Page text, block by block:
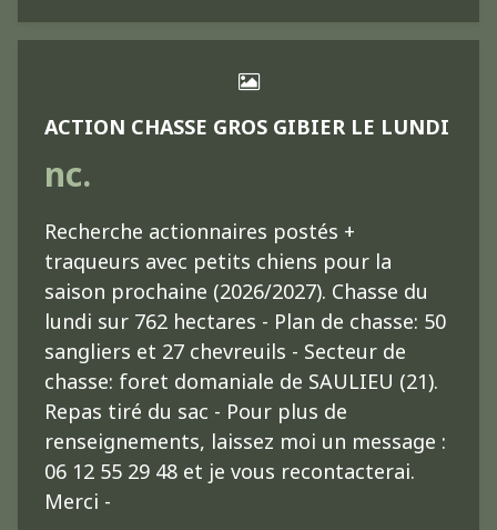
ACTION CHASSE GROS GIBIER LE LUNDI
nc.
Recherche actionnaires postés +
traqueurs avec petits chiens pour la
saison prochaine (2026/2027). Chasse du
lundi sur 762 hectares - Plan de chasse: 50
sangliers et 27 chevreuils - Secteur de
chasse: foret domaniale de SAULIEU (21).
Repas tiré du sac - Pour plus de
renseignements, laissez moi un message :
06 12 55 29 48 et je vous recontacterai.
Merci -